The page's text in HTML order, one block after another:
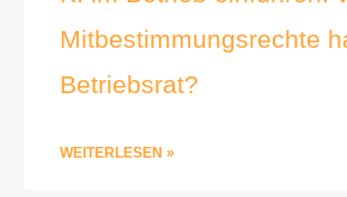
Mitbestimmungsrechte
Betriebsrat?
WEITERLESEN »